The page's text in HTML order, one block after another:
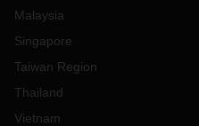
Malaysia
Singapore
Taiwan Region
Thailand
Vietnam